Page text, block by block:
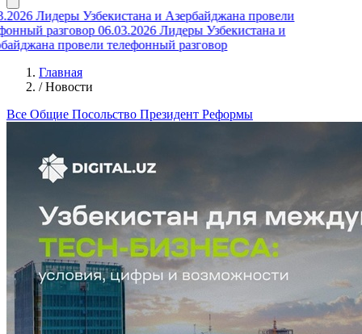
Лидеры Узбекистана и Азербайджана провели
разговор 06.03.2026 Лидеры Узбекистана и
провели телефонный разговор
Главная
/ Новости
Все Общие Посольство Президент Реформы